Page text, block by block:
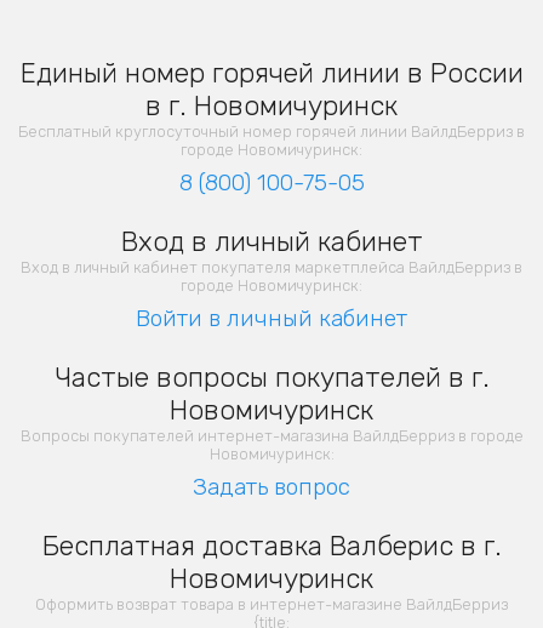
Единый номер горячей линии в России
в г. Новомичуринск
Бесплатный круглосуточный номер горячей линии ВайлдБерриз в
городе Новомичуринск:
8 (800) 100-75-05
Вход в личный кабинет
Вход в личный кабинет покупателя маркетплейса ВайлдБерриз в
городе Новомичуринск:
Войти в личный кабинет
Частые вопросы покупателей в г.
Новомичуринск
Вопросы покупателей интернет-магазина ВайлдБерриз в городе
Новомичуринск:
Задать вопрос
Бесплатная доставка Валберис в г.
Новомичуринск
Оформить возврат товара в интернет-магазине ВайлдБерриз
{title: